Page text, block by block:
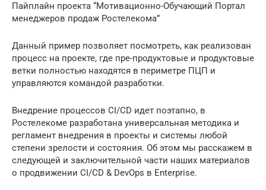
Пайплайн проекта “Мотивационно-Обучающий Портал
менеджеров продаж Ростелекома”
Данный пример позволяет посмотреть, как реализован
процесс на проекте, где пре-продуктовые и продуктовые
ветки полностью находятся в периметре ПЦП и
управляются командой разработки.
Внедрение процессов CI/CD идет поэтапно, в
Ростелекоме разработана универсальная методика и
регламент внедрения в проекты и системы любой
степени зрелости и состояния. Об этом мы расскажем в
следующей и заключительной части наших материалов
о продвижении CI/CD & DevOps в Enterprise.